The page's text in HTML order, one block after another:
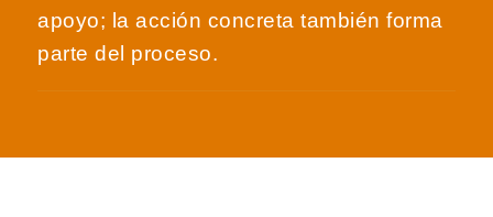
apoyo; la acción concreta también forma
parte del proceso.